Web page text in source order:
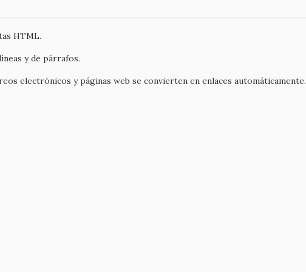
HTML.
y de párrafos.
electrónicos y páginas web se convierten en enlaces automáticamente.